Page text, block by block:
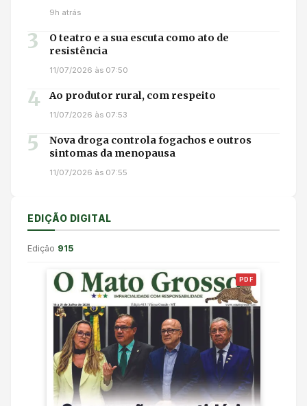
9h atrás
3
O teatro e a sua escuta como ato de
resistência
11/07/2026 às 07:50
4 Ao produtor rural, com respeito
11/07/2026 às 07:53
5
Nova droga controla fogachos e outros
sintomas da menopausa
11/07/2026 às 07:55
EDIÇÃO DIGITAL
Edição 915
PDF